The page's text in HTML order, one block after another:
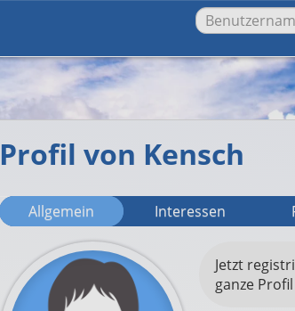
Profil von Kensch
Allgemein Interessen
Jetzt
ganze